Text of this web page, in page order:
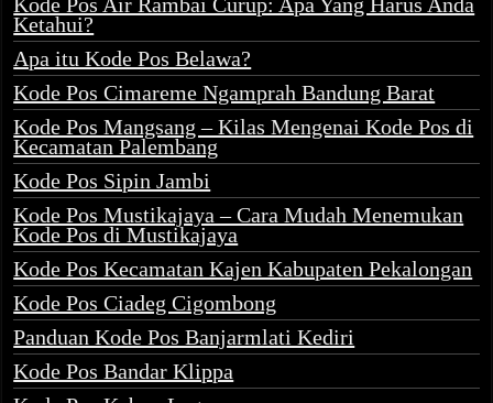
Ketahui?
Apa itu Kode Pos Belawa?
Kode Pos Cimareme Ngamprah Bandung Barat
Kode Pos Mangsang – Kilas Mengenai Kode Pos di
Kecamatan Palembang
Kode Pos Sipin Jambi
Kode Pos Mustikajaya – Cara Mudah Menemukan
Kode Pos di Mustikajaya
Kode Pos Kecamatan Kajen Kabupaten Pekalongan
Kode Pos Ciadeg Cigombong
Panduan Kode Pos Banjarmlati Kediri
Kode Pos Bandar Klippa